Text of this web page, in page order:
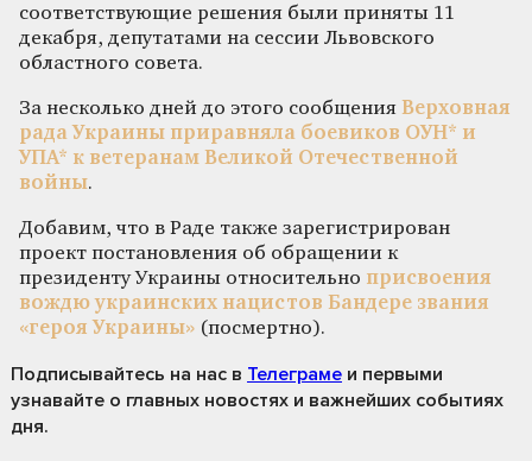
соответствующие решения были приняты 11
декабря, депутатами на сессии Львовского
областного совета.
За несколько дней до этого сообщения Верховная
рада Украины приравняла боевиков ОУН* и
УПА* к ветеранам Великой Отечественной
войны.
Добавим, что в Раде также зарегистрирован
проект постановления об обращении к
президенту Украины относительно присвоения
вождю украинских нацистов Бандере звания
«героя Украины» (посмертно).
Подписывайтесь на нас в Телеграме и первыми
узнавайте о главных новостях и важнейших событиях
дня.